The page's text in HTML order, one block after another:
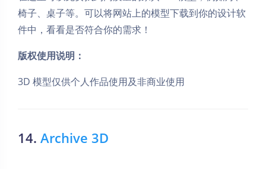
椅子、桌子等。可以将网站上的模型下载到你的设计软
件中，看看是否符合你的需求！
版权使用说明：
3D 模型仅供个人作品使用及非商业使用
14. Archive 3D